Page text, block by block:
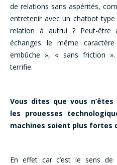
de relations sans aspérités,
entretenir avec un chatbot type
relation à autrui ? Peut-être
échanges le même
embûche », « sans friction
terrifie.
Vous dites que vous
les prouesses
machines soient plus fortes
En effet car c’est le sens de